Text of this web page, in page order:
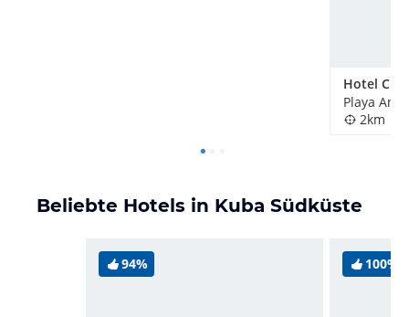
Playa
2km
Beliebte Hotels in Kuba Südküste
94% 100%